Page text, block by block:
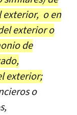
exterior, o en
exterior o
de
exterior;
o